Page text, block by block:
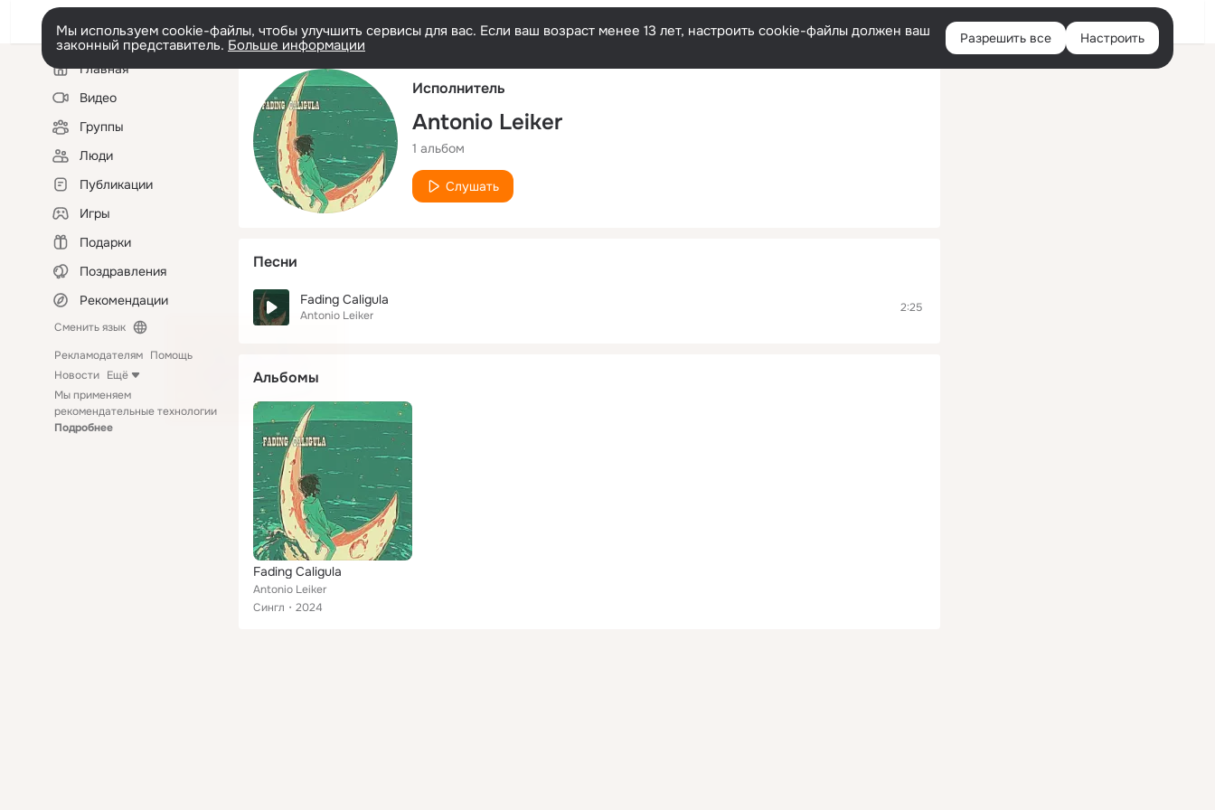
Русский Войти
Мы используем cookie-файлы, чтобы улучшить сервисы для вас. Если ваш возраст менее 13 лет, настроить cookie-файлы должен ваш
законный представитель. Больше информации Разрешить все Настроить
Левая
колонкаГлавная
Видео
Группы
Люди
Публикации
Игры
Подарки
Поздравления
Рекомендации
Сменить язык
Рекламодателям Помощь
Новости Ещё
Мы применяем
рекомендательные технологии
Подробнее
Исполнитель
Antonio Leiker
1 альбом
Слушать
Песни
Fading Caligula
Antonio Leiker
2:25
Альбомы
Fading Caligula
Antonio Leiker
Сингл
2024